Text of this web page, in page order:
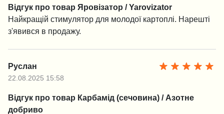
Відгук про товар Яровізатор / Yarovizator
Найкращій стимулятор для молодої картоплі. Нарешті
з'явився в продажу.
Руслан
22.08.2025 15:58
Відгук про товар Карбамід (сечовина) / Азотне
добриво